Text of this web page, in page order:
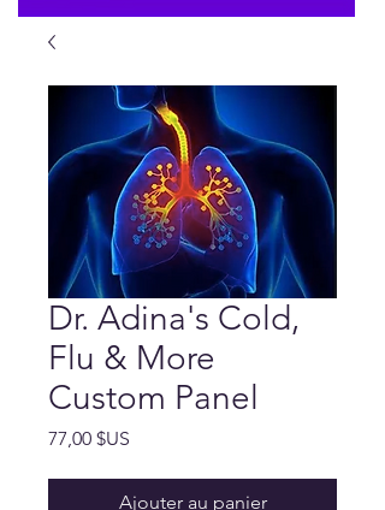
Dr. Adina's Cold,
Flu & More
Custom Panel
77,00 $US
Ajouter au panier